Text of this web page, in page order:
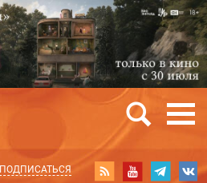
ПОДПИСАТЬСЯ